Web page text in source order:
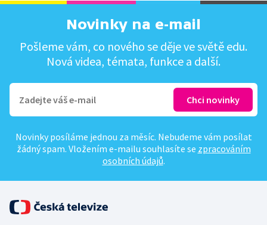
Novinky na e-mail
Pošleme vám, co nového se děje ve světě edu.
Nová videa, témata, funkce a další.
Novinky posíláme jednou za měsíc. Nebudeme vám posílat
žádný spam. Vložením e-mailu souhlasíte se zpracováním
osobních údajů.